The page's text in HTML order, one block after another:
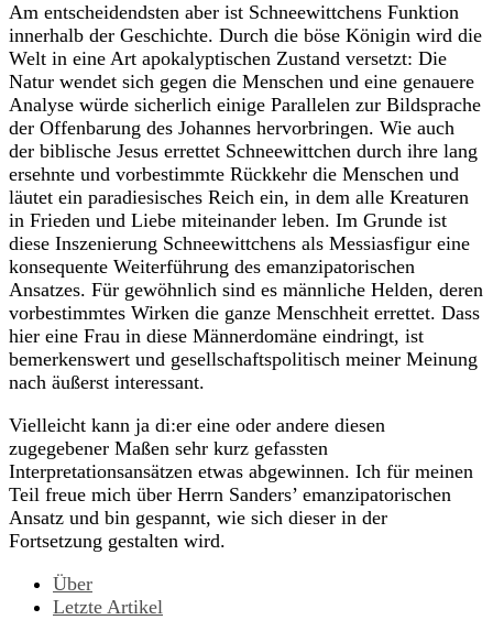
Am entscheidendsten aber ist Schneewittchens Funktion
innerhalb der Geschichte. Durch die böse Königin wird die
Welt in eine Art apokalyptischen Zustand versetzt: Die
Natur wendet sich gegen die Menschen und eine genauere
Analyse würde sicherlich einige Parallelen zur Bildsprache
der Offenbarung des Johannes hervorbringen. Wie auch
der biblische Jesus errettet Schneewittchen durch ihre lang
ersehnte und vorbestimmte Rückkehr die Menschen und
läutet ein paradiesisches Reich ein, in dem alle Kreaturen
in Frieden und Liebe miteinander leben. Im Grunde ist
diese Inszenierung Schneewittchens als Messiasfigur eine
konsequente Weiterführung des emanzipatorischen
Ansatzes. Für gewöhnlich sind es männliche Helden, deren
vorbestimmtes Wirken die ganze Menschheit errettet. Dass
hier eine Frau in diese Männerdomäne eindringt, ist
bemerkenswert und gesellschaftspolitisch meiner Meinung
nach äußerst interessant.
Vielleicht kann ja di:er eine oder andere diesen
zugegebener Maßen sehr kurz gefassten
Interpretationsansätzen etwas abgewinnen. Ich für meinen
Teil freue mich über Herrn Sanders’ emanzipatorischen
Ansatz und bin gespannt, wie sich dieser in der
Fortsetzung gestalten wird.
Über
Letzte Artikel